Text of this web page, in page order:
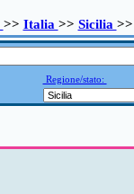
>> Italia >> Sicilia
Regione/stato: